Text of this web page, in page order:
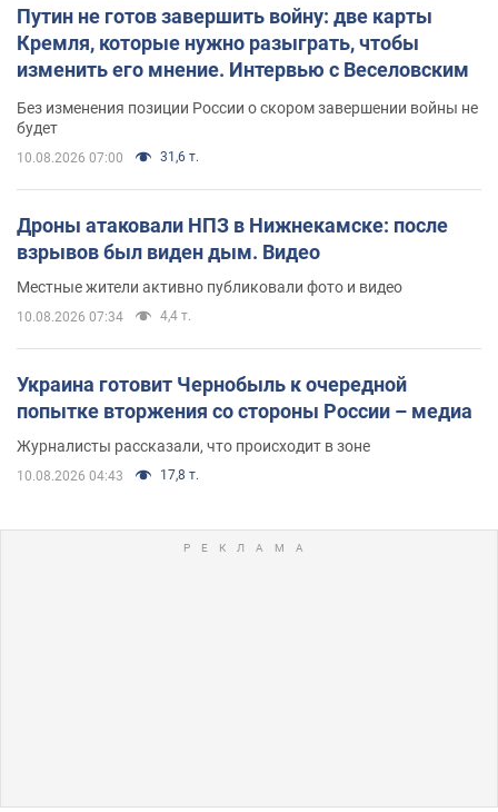
Путин не готов завершить войну: две карты
Кремля, которые нужно разыграть, чтобы
изменить его мнение. Интервью с Веселовским
Без изменения позиции России о скором завершении войны не
будет
10.08.2026 07:00 31,6 т.
Дроны атаковали НПЗ в Нижнекамске: после
взрывов был виден дым. Видео
Местные жители активно публиковали фото и видео
10.08.2026 07:34 4,4 т.
Украина готовит Чернобыль к очередной
попытке вторжения со стороны России – медиа
Журналисты рассказали, что происходит в зоне
10.08.2026 04:43 17,8 т.